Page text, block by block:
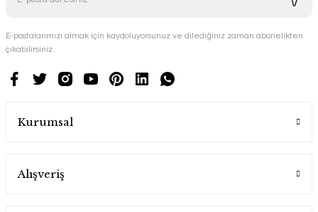
E-postalarımızı almak için kaydoluyorsunuz ve dilediğiniz zaman abonelikten
çıkabilirsiniz.
Kurumsal
Alışveriş